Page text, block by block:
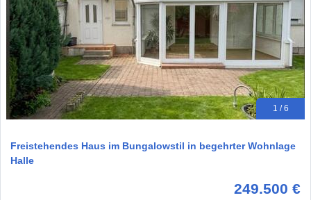
1 / 6
Freistehendes Haus im Bungalowstil in begehrter Wohnlage
Halle
249.500 €